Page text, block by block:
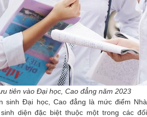
tiên vào Đại học, Cao đẳng năm 2023
sinh Đại học, Cao đẳng là mức điểm Nhà
diện đặc biệt thuộc một trong các đối